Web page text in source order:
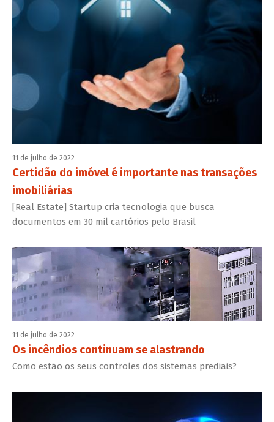
11 de julho de 2022
Certidão do imóvel é importante nas transações
imobiliárias
[Real Estate] Startup cria tecnologia que busca
documentos em 30 mil cartórios pelo Brasil
11 de julho de 2022
Os incêndios continuam se alastrando
Como estão os seus controles dos sistemas prediais?